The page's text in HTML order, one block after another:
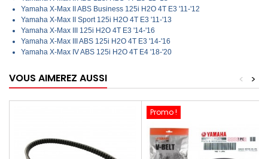
Yamaha X-Max II ABS Business 125i H2O 4T E3 '11-'12
Yamaha X-Max II Sport 125i H2O 4T E3 '11-'13
Yamaha X-Max III 125i H2O 4T E3 '14-'16
Yamaha X-Max III ABS 125i H2O 4T E3 '14-'16
Yamaha X-Max IV ABS 125i H2O 4T E4 '18-'20
VOUS AIMEREZ AUSSI >
<
Promo !